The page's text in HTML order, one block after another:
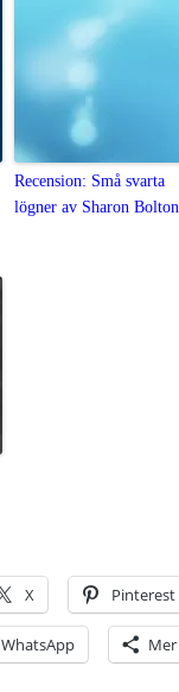
Recension: Små svarta
lögner av Sharon Bolton
X Pinterest
WhatsApp Mer